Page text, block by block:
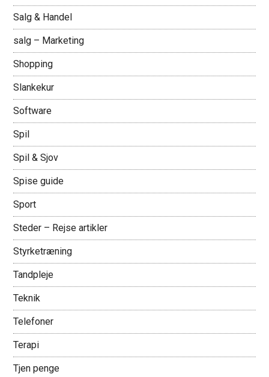
Salg & Handel
salg – Marketing
Shopping
Slankekur
Software
Spil
Spil & Sjov
Spise guide
Sport
Steder – Rejse artikler
Styrketræning
Tandpleje
Teknik
Telefoner
Terapi
Tjen penge